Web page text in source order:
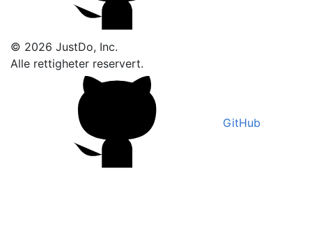
© 2026 JustDo, Inc.
Alle rettigheter reservert.
GitHub